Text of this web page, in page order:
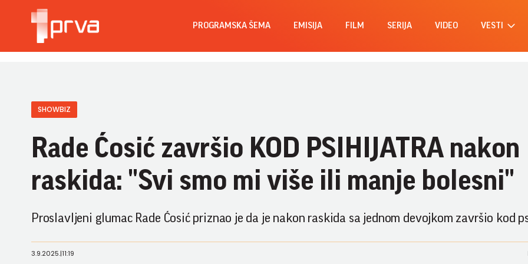
PROGRAMSKA ŠEMA EMISIJA FILM SERIJA VIDEO VESTI
SHOWBIZ
Rade Ćosić završio KOD PSIHIJATRA nakon
raskida: "Svi smo mi više ili manje bolesni"
Proslavljeni glumac Rade Ćosić priznao je da je nakon raskida sa jednom devojkom završio kod
3.9.2025.|11:19